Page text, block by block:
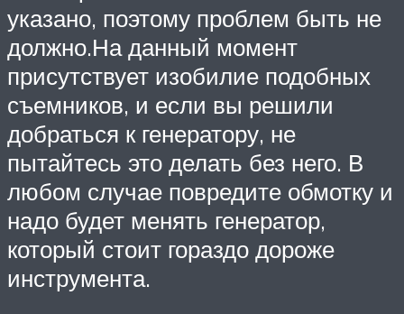
указано, поэтому проблем быть не
должно.На данный момент
присутствует изобилие подобных
съемников, и если вы решили
добраться к генератору, не
пытайтесь это делать без него. В
любом случае повредите обмотку и
надо будет менять генератор,
который стоит гораздо дороже
инструмента.